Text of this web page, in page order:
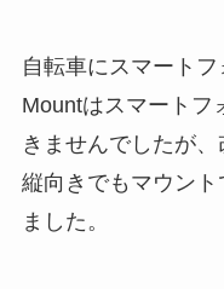
自転車にスマート
Mountはスマートフ
きませんでしたが
縦向きでもマウン
ました。